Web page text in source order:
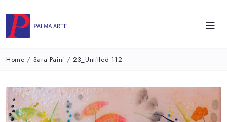
Home / Sara Paini /23_Untitled 112